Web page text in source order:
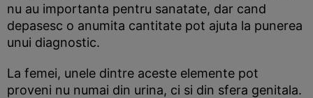
nu au importanta pentru sanatate, dar cand
depasesc o anumita cantitate pot ajuta la punerea
unui diagnostic.
La femei, unele dintre aceste elemente pot
proveni nu numai din urina, ci si din sfera genitala.